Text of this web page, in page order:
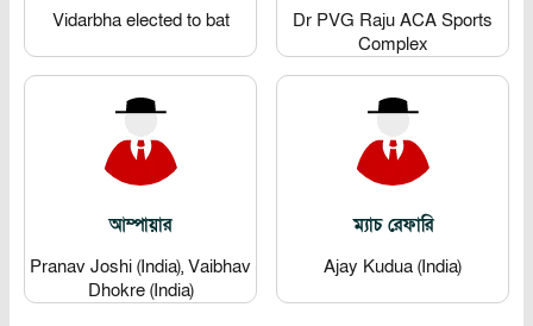
Vidarbha elected to bat
Dr PVG Raju ACA Sports
Complex
আম্পায়ার
Pranav Joshi (India), Vaibhav
Dhokre (India)
ম্যাচ রেফারি
Ajay Kudua (India)